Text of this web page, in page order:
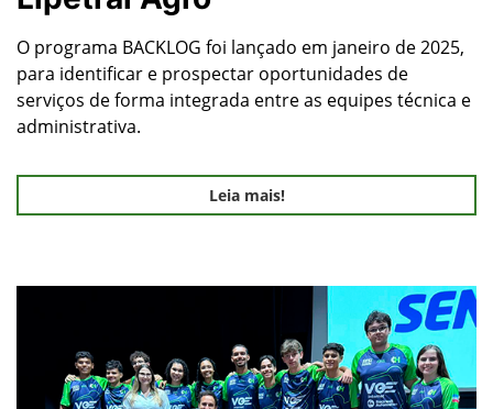
O programa BACKLOG foi lançado em janeiro de 2025,
para identificar e prospectar oportunidades de
serviços de forma integrada entre as equipes técnica e
administrativa.
Leia mais!